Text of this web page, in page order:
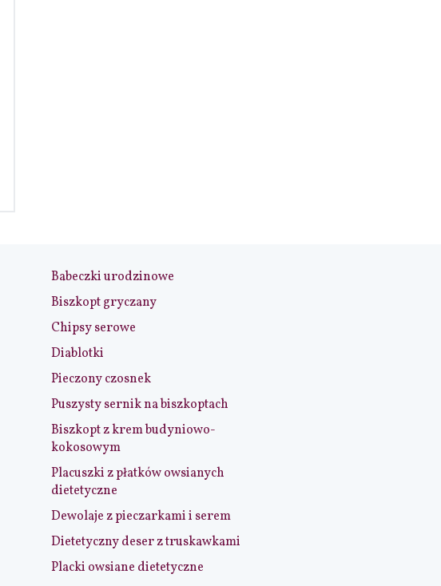
Babeczki urodzinowe
Biszkopt gryczany
Chipsy serowe
Diablotki
Pieczony czosnek
Puszysty sernik na biszkoptach
Biszkopt z krem budyniowo-
kokosowym
Placuszki z płatków owsianych
dietetyczne
Dewolaje z pieczarkami i serem
Dietetyczny deser z truskawkami
Placki owsiane dietetyczne